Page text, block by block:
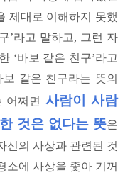
제대로 이해하지 못했
’라고 말하고, 그런 자
‘바보 같은 친구’라고
같은 친구라는 뜻의
어쩌면 사람이 사람
것은 없다는 뜻은
신의 사상과 관련된 것
소에 사상을 좇아 기꺼